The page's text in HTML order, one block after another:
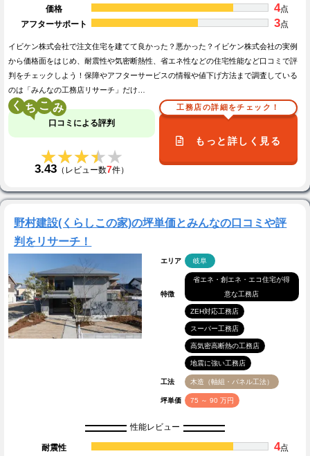
価格
4点
アフターサポート
3点
イビケン株式会社で注文住宅を建てて良かった？悪かった？イビケン株式会社の実例
から価格面をはじめ、耐震性や気密断熱性、省エネ性などの住宅性能など口コミで評
判をチェックしよう！保障やアフターサービスの情報や値下げ方法まで調査している
のは「みんなの工務店リサーチ」だけ…
く こ
口コミによる評判
★★★★★
★★★★★
3.43 （レビュー数7件）
工務店の詳細をチェック！
もっと詳しく見る
野村建設(くらしこの家)の坪単価とみんなの口コミや評
判をリサーチ！
エリア 岐阜
特徴
省エネ・創エネ・エコ住宅が得
意な工務店
ZEH対応工務店
スーパー工務店
高気密高断熱の工務店
地震に強い工務店
工法 木造（軸組・パネル工法）
坪単価 75 ～ 90 万円
性能レビュー
耐震性 4点